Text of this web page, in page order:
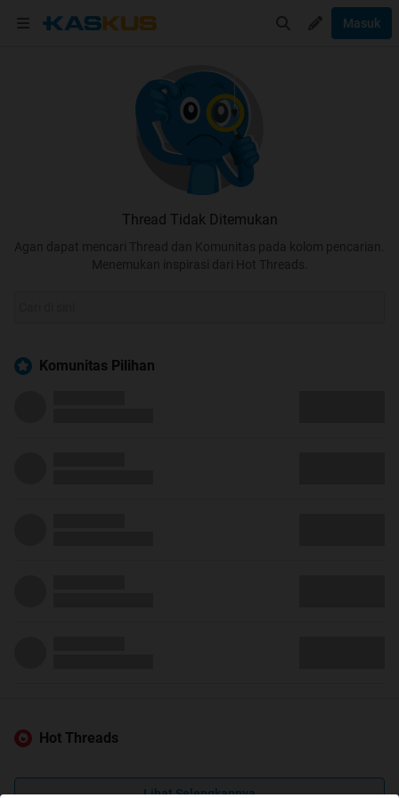
Masuk
Thread Tidak Ditemukan
Agan dapat mencari Thread dan Komunitas pada kolom pencarian.
Menemukan inspirasi dari Hot Threads.
Komunitas Pilihan
Hot Threads
Lihat Selengkapnya